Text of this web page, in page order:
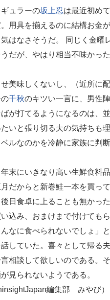
ュラーの坂上忍は最近初め
用具を揃えるのに結構お金
気はなさそうだ。 同じく金曜
だが、やはり相当不味かっ
せ美味しくないし、（近所に
の千秋のキツい一言に、男性
が打てるようになるのは、
たいと張り切る夫の気持ちも
ベルなのかを冷静に家族に判
年末にいきなり高い生鮮食料
月だからと新巻鮭一本を買っ
日食卓に上ることも無かっ
込み、おまけまで付けても
なに食べられないでしょ」
していた。喜々として帰る
相談して欲しいのである。
見られないようである。
編集部 みやび）